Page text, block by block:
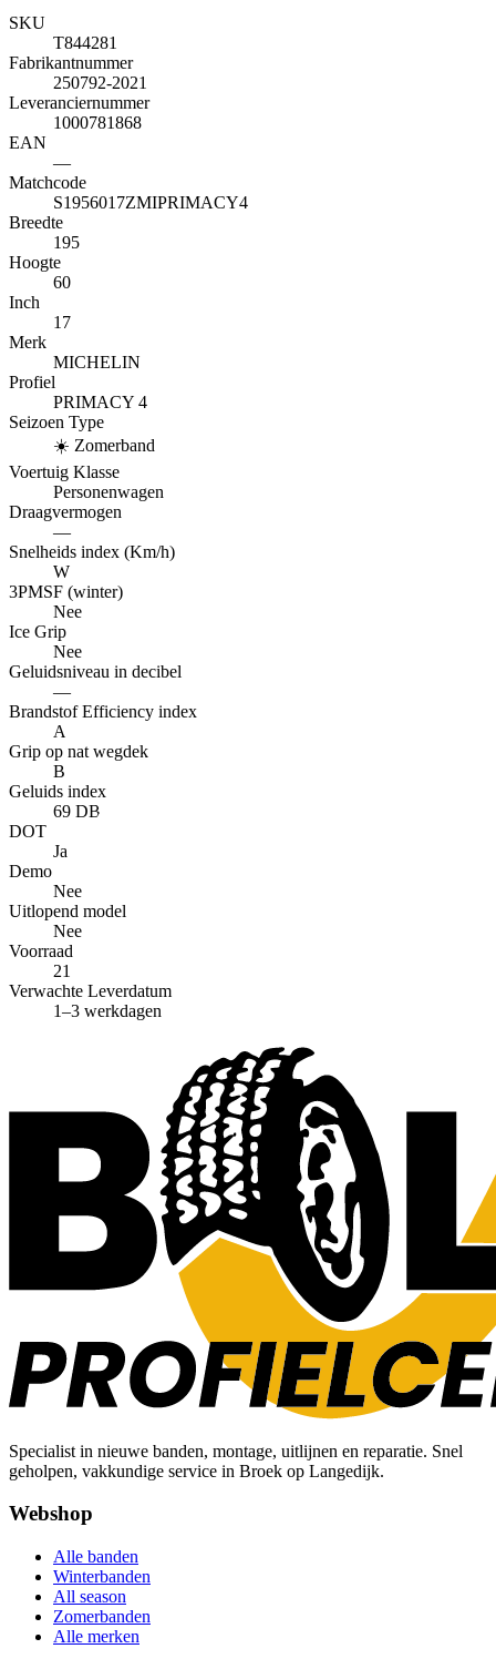
SKU
T844281
Fabrikantnummer
250792-2021
Leveranciernummer
1000781868
EAN
—
Matchcode
S1956017ZMIPRIMACY4
Breedte
195
Hoogte
60
Inch
17
Merk
MICHELIN
Profiel
PRIMACY 4
Seizoen Type
☀️ Zomerband
Voertuig Klasse
Personenwagen
Draagvermogen
—
Snelheids index (Km/h)
W
3PMSF (winter)
Nee
Ice Grip
Nee
Geluidsniveau in decibel
—
Brandstof Efficiency index
A
Grip op nat wegdek
B
Geluids index
69 DB
DOT
Ja
Demo
Nee
Uitlopend model
Nee
Voorraad
21
Verwachte Leverdatum
1–3 werkdagen
Specialist in nieuwe banden, montage, uitlijnen en reparatie. Snel
geholpen, vakkundige service in Broek op Langedijk.
Webshop
Alle banden
Winterbanden
All season
Zomerbanden
Alle merken